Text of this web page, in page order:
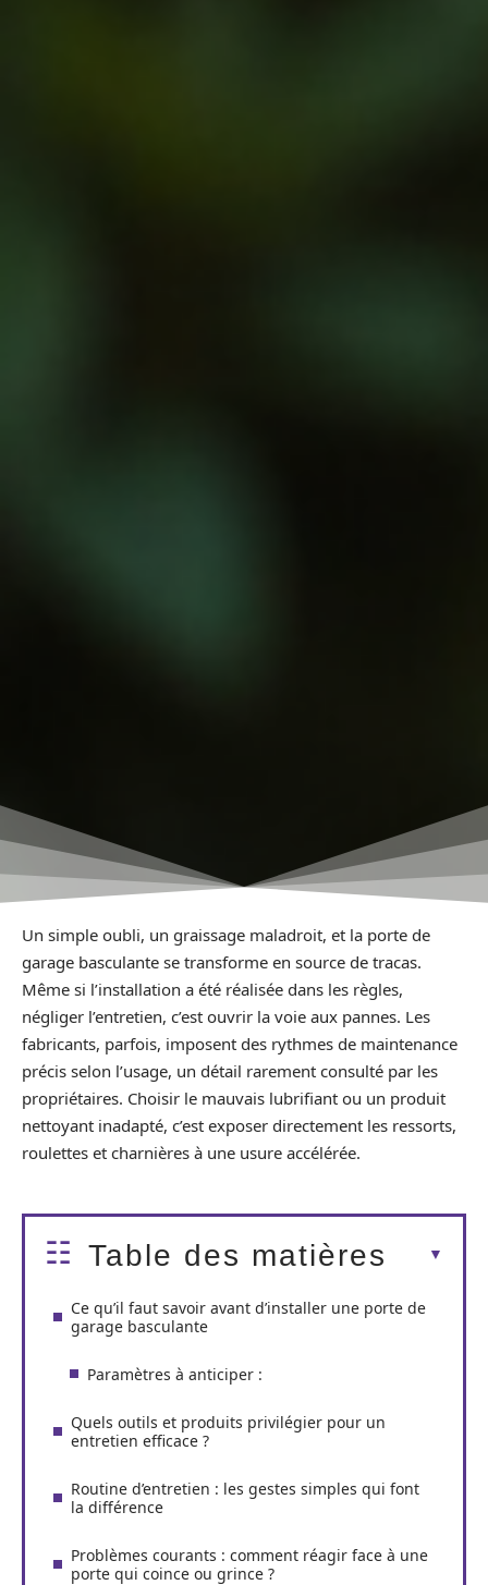
Un simple oubli, un graissage maladroit, et la porte de
garage basculante se transforme en source de tracas.
Même si l’installation a été réalisée dans les règles,
négliger l’entretien, c’est ouvrir la voie aux pannes. Les
fabricants, parfois, imposent des rythmes de maintenance
précis selon l’usage, un détail rarement consulté par les
propriétaires. Choisir le mauvais lubrifiant ou un produit
nettoyant inadapté, c’est exposer directement les ressorts,
roulettes et charnières à une usure accélérée.
Table des matières
Ce qu’il faut savoir avant d’installer une porte de
garage basculante
Paramètres à anticiper :
Quels outils et produits privilégier pour un
entretien efficace ?
Routine d’entretien : les gestes simples qui font
la différence
Problèmes courants : comment réagir face à une
porte qui coince ou grince ?